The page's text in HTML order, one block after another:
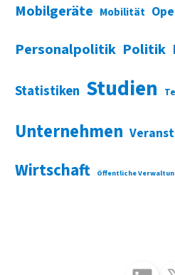
Mobilgeräte Mobilität
Personalpolitik Politik
Statistiken Studien
Unternehmen
Wirtschaft Öffentliche